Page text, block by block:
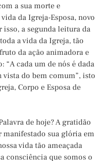
a sua morte e
da Igreja-Esposa, novo
isso, a segunda leitura da
a vida da Igreja, tão
da ação animadora e
“A cada um de nós é dada
vista do bem comum”, isto
Corpo e Esposa de
de hoje? A gratidão
sua glória em
vida tão ameaçada
consciência que somos o